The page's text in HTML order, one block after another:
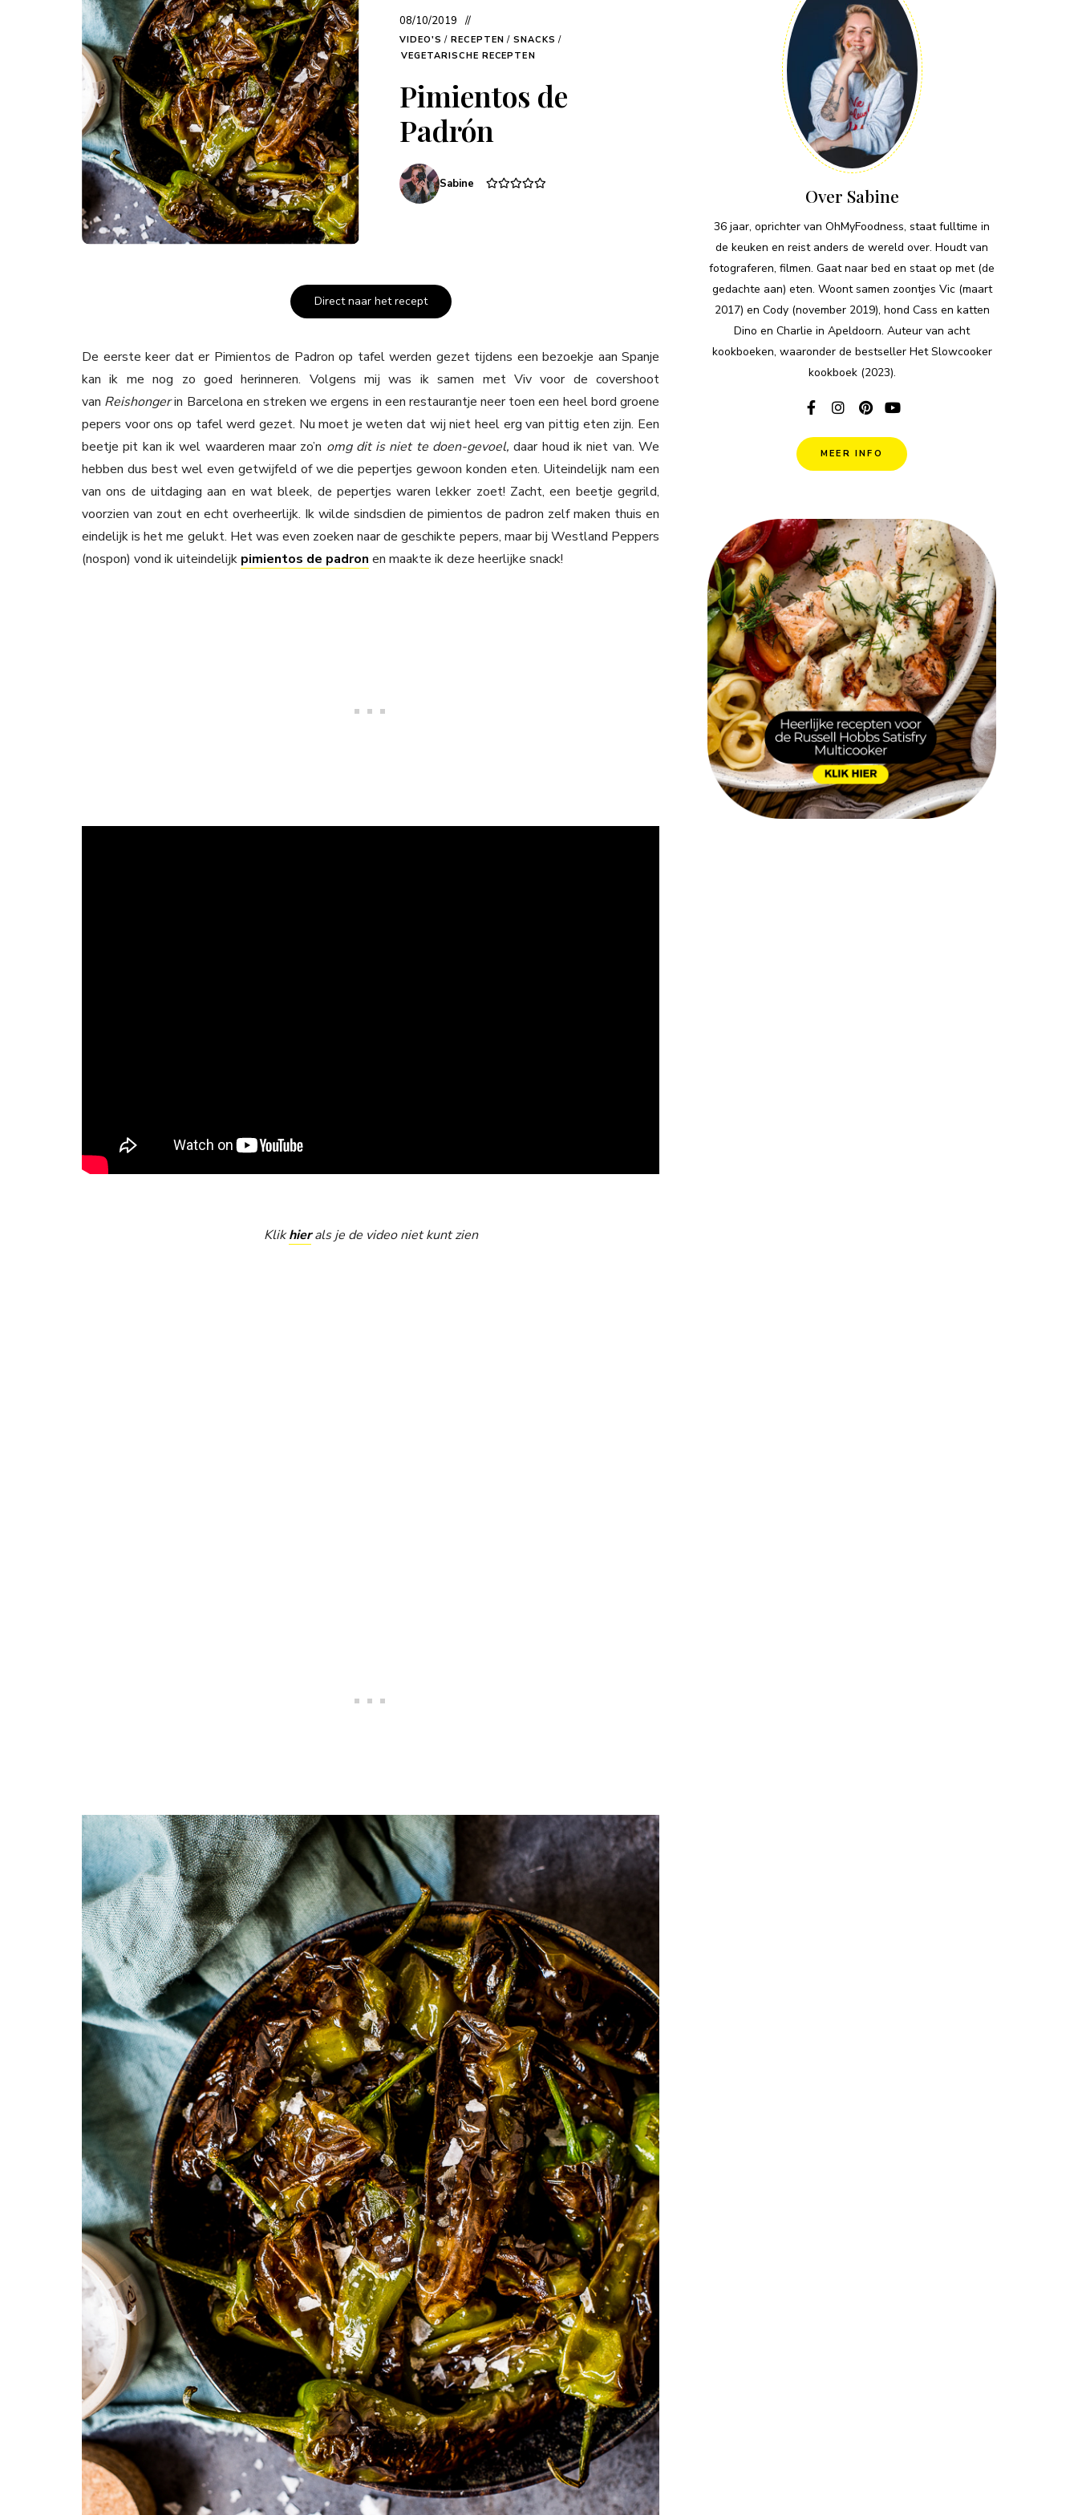
08/10/2019
VIDEO'S / RECEPTEN / SNACKS /
VEGETARISCHE RECEPTEN
Pimientos de
Padrón
Sabine
Direct naar het recept
De eerste keer dat er Pimientos de Padron op tafel werden gezet tijdens een bezoekje aan Spanje
kan ik me nog zo goed herinneren. Volgens mij was ik samen met Viv voor de covershoot
van Reishongerin Barcelona en streken we ergens in een restaurantje neer toen een heel bord groene
pepers voor ons op tafel werd gezet. Nu moet je weten dat wij niet heel erg van pittig eten zijn. Een
beetje pit kan ik wel waarderen maar zo’n omg dit is niet te doen-gevoel,daar houd ik niet van. We
hebben dus best wel even getwijfeld of we die pepertjes gewoon konden eten. Uiteindelijk nam een
van ons de uitdaging aan en wat bleek, de pepertjes waren lekker zoet! Zacht, een beetje gegrild,
voorzien van zout en echt overheerlijk. Ik wilde sindsdien de pimientos de padron zelf maken thuis en
eindelijk is het me gelukt. Het was even zoeken naar de geschikte pepers, maar bij Westland Peppers
(nospon) vond ik uiteindelijk pimientos de padron en maakte ik deze heerlijke snack!
Klikhierals je de video niet kunt zien
Over Sabine
36 jaar, oprichter van OhMyFoodness, staat fulltime in
de keuken en reist anders de wereld over. Houdt van
fotograferen, filmen. Gaat naar bed en staat op met (de
gedachte aan) eten. Woont samen zoontjes Vic (maart
2017) en Cody (november 2019), hond Cass en katten
Dino en Charlie in Apeldoorn. Auteur van acht
kookboeken, waaronder de bestseller Het Slowcooker
kookboek (2023).
MEER INFO